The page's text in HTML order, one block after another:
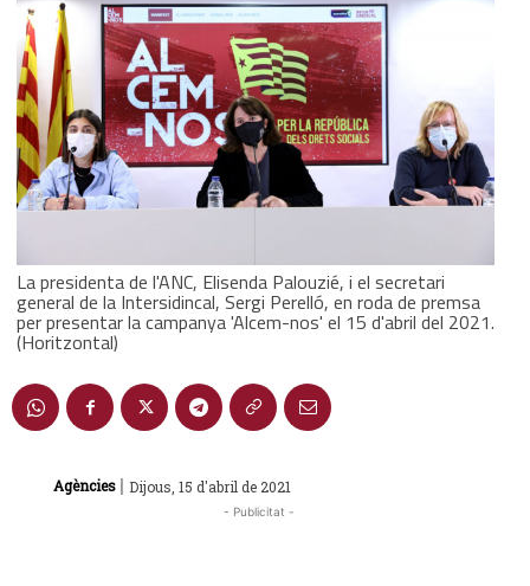
La presidenta de l'ANC, Elisenda Palouzié, i el secretari
general de la Intersidincal, Sergi Perelló, en roda de premsa
per presentar la campanya 'Alcem-nos' el 15 d'abril del 2021.
(Horitzontal)
Agències | Dijous, 15 d'abril de 2021
- Publicitat -